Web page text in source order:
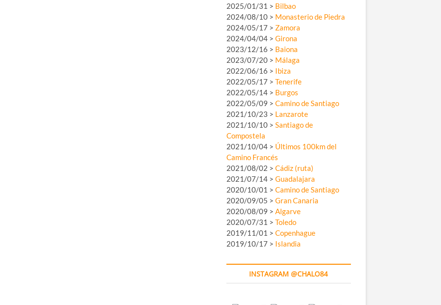
2025/01/31 > Bilbao
2024/08/10 > Monasterio de Piedra
2024/05/17 > Zamora
2024/04/04 > Girona
2023/12/16 > Baiona
2023/07/20 > Málaga
2022/06/16 > Ibiza
2022/05/17 > Tenerife
2022/05/14 > Burgos
2022/05/09 > Camino de Santiago
2021/10/23 > Lanzarote
2021/10/10 > Santiago de
Compostela
2021/10/04 > Últimos 100km del
Camino Francés
2021/08/02 > Cádiz (ruta)
2021/07/14 > Guadalajara
2020/10/01 > Camino de Santiago
2020/09/05 > Gran Canaria
2020/08/09 > Algarve
2020/07/31 > Toledo
2019/11/01 > Copenhague
2019/10/17 > Islandia
INSTAGRAM @CHALO84